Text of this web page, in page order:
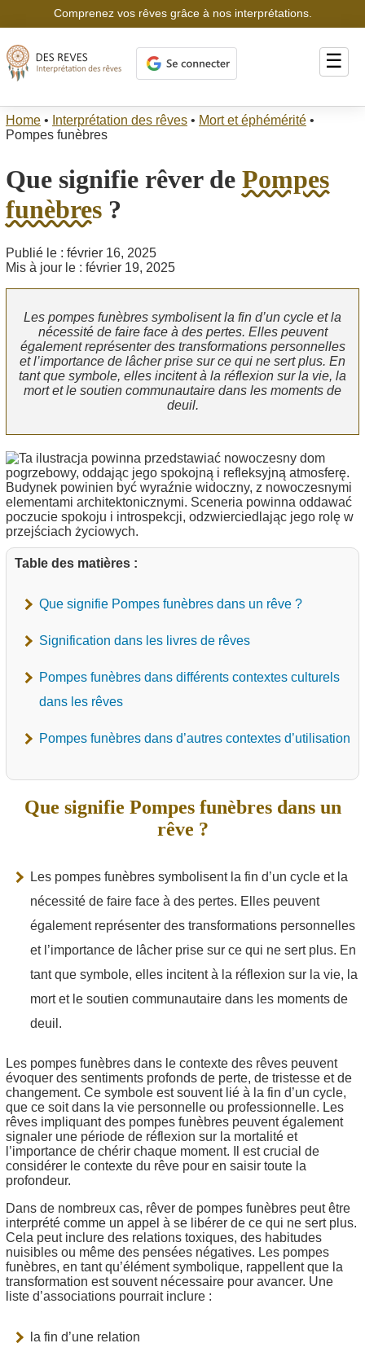
Comprenez vos rêves grâce à nos interprétations.
☰
Home • Interprétation des rêves • Mort et éphémérité •
Pompes funèbres
Que signifie rêver de Pompes
funèbres ?
Publié le : février 16, 2025
Mis à jour le : février 19, 2025
Les pompes funèbres symbolisent la fin d’un cycle et la
nécessité de faire face à des pertes. Elles peuvent
également représenter des transformations personnelles
et l’importance de lâcher prise sur ce qui ne sert plus. En
tant que symbole, elles incitent à la réflexion sur la vie, la
mort et le soutien communautaire dans les moments de
deuil.
Table des matières :
Que signifie Pompes funèbres dans un rêve ?
Signification dans les livres de rêves
Pompes funèbres dans différents contextes culturels
dans les rêves
Pompes funèbres dans d’autres contextes d’utilisation
Que signifie Pompes funèbres dans un
rêve ?
Les pompes funèbres symbolisent la fin d’un cycle et la
nécessité de faire face à des pertes. Elles peuvent
également représenter des transformations personnelles
et l’importance de lâcher prise sur ce qui ne sert plus. En
tant que symbole, elles incitent à la réflexion sur la vie, la
mort et le soutien communautaire dans les moments de
deuil.
Les pompes funèbres dans le contexte des rêves peuvent
évoquer des sentiments profonds de perte, de tristesse et de
changement. Ce symbole est souvent lié à la fin d’un cycle,
que ce soit dans la vie personnelle ou professionnelle. Les
rêves impliquant des pompes funèbres peuvent également
signaler une période de réflexion sur la mortalité et
l’importance de chérir chaque moment. Il est crucial de
considérer le contexte du rêve pour en saisir toute la
profondeur.
Dans de nombreux cas, rêver de pompes funèbres peut être
interprété comme un appel à se libérer de ce qui ne sert plus.
Cela peut inclure des relations toxiques, des habitudes
nuisibles ou même des pensées négatives. Les pompes
funèbres, en tant qu’élément symbolique, rappellent que la
transformation est souvent nécessaire pour avancer. Une
liste d’associations pourrait inclure :
la fin d’une relation